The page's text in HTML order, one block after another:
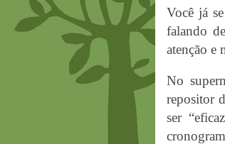
Você já
falando
atenção e
No
repositor
ser